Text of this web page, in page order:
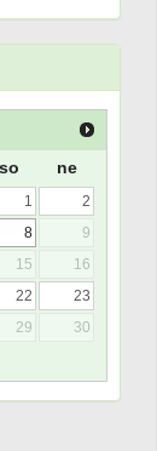
so ne
1
2
8
9
15
16
22
23
29
30